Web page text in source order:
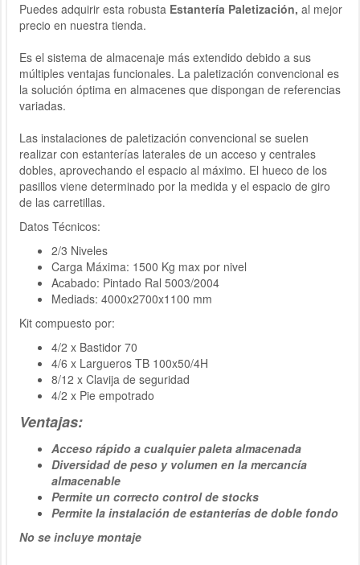
Puedes adquirir esta robusta Estantería Paletización, al mejor
precio en nuestra tienda.
Es el sistema de almacenaje más extendido debido a sus
múltiples ventajas funcionales. La paletización convencional es
la solución óptima en almacenes que dispongan de referencias
variadas.
Las instalaciones de paletización convencional se suelen
realizar con estanterías laterales de un acceso y centrales
dobles, aprovechando el espacio al máximo. El hueco de los
pasillos viene determinado por la medida y el espacio de giro
de las carretillas.
Datos Técnicos:
2/3 Niveles
Carga Máxima: 1500 Kg max por nivel
Acabado: Pintado Ral 5003/2004
Mediads: 4000x2700x1100 mm
Kit compuesto por:
4/2 x Bastidor 70
4/6 x Largueros TB 100x50/4H
8/12 x Clavija de seguridad
4/2 x Pie empotrado
Ventajas:
Acceso rápido a cualquier paleta almacenada
Diversidad de peso y volumen en la mercancía
almacenable
Permite un correcto control de stocks
Permite la instalación de estanterías de doble fondo
No se incluye montaje